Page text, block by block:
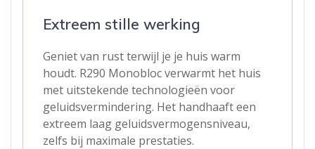
Extreem stille werking
Geniet van rust terwijl je je huis warm
houdt. R290 Monobloc verwarmt het huis
met uitstekende technologieën voor
geluidsvermindering. Het handhaaft een
extreem laag geluidsvermogensniveau,
zelfs bij maximale prestaties.